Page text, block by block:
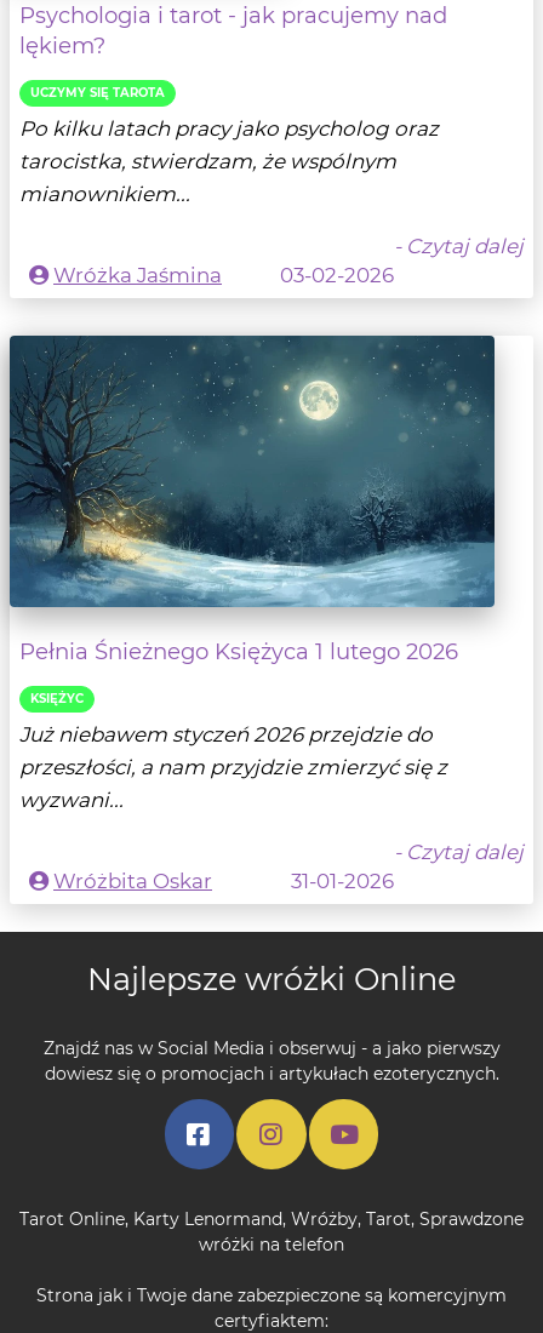
Psychologia i tarot - jak pracujemy nad
lękiem?
UCZYMY SIĘ TAROTA
Po kilku latach pracy jako psycholog oraz
tarocistka, stwierdzam, że wspólnym
mianownikiem...
- Czytaj dalej
Wróżka Jaśmina
03-02-2026
Pełnia Śnieżnego Księżyca 1 lutego 2026
KSIĘŻYC
Już niebawem styczeń 2026 przejdzie do
przeszłości, a nam przyjdzie zmierzyć się z
wyzwani...
- Czytaj dalej
Wróżbita Oskar
31-01-2026
Najlepsze wróżki Online
Znajdź nas w Social Media i obserwuj - a jako pierwszy
dowiesz się o promocjach i artykułach ezoterycznych.
Tarot Online, Karty Lenormand, Wróżby, Tarot, Sprawdzone
wróżki na telefon
Strona jak i Twoje dane zabezpieczone są komercyjnym
certyfiaktem: